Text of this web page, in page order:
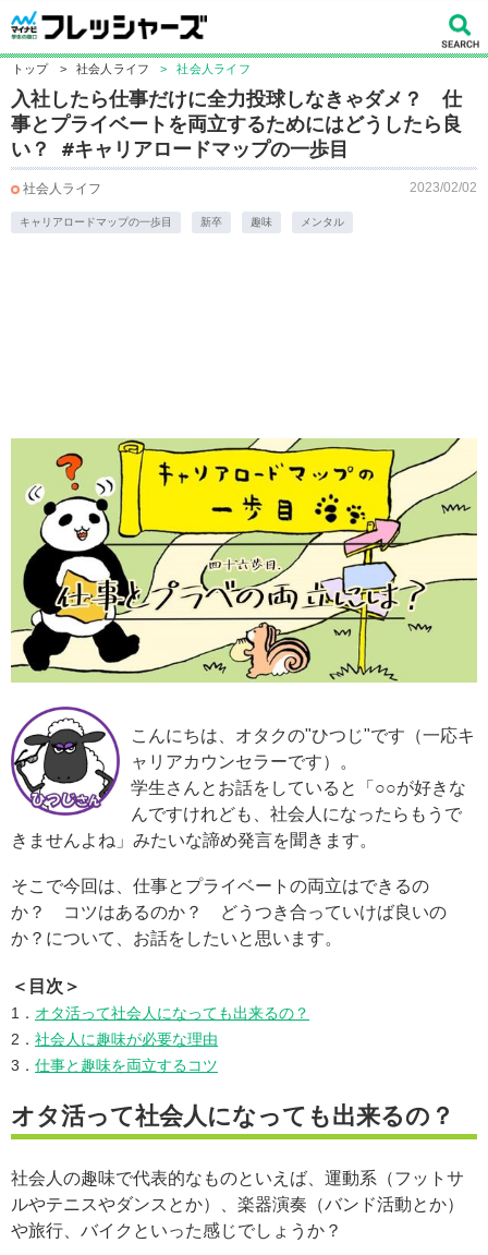
トップ > 社会人ライフ > 社会人ライフ
入社したら仕事だけに全力投球しなきゃダメ？ 仕
事とプライベートを両立するためにはどうしたら良
い？ #キャリアロードマップの一歩目
社会人ライフ 2023/02/02
キャリアロードマップの一歩目 新卒 趣味 メンタル
こんにちは、オタクの"ひつじ"です（一応キ
ャリアカウンセラーです）。
学生さんとお話をしていると「○○が好きな
んですけれども、社会人になったらもうで
きませんよね」みたいな諦め発言を聞きます。
そこで今回は、仕事とプライベートの両立はできるの
か？ コツはあるのか？ どうつき合っていけば良いの
か？について、お話をしたいと思います。
＜目次＞
1． オタ活って社会人になっても出来るの？
2． 社会人に趣味が必要な理由
3． 仕事と趣味を両立するコツ
オタ活って社会人になっても出来るの？
社会人の趣味で代表的なものといえば、運動系（フットサ
ルやテニスやダンスとか）、楽器演奏（バンド活動とか）
や旅行、バイクといった感じでしょうか？